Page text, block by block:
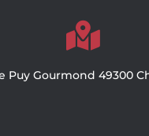

Puy Gourmond 49300